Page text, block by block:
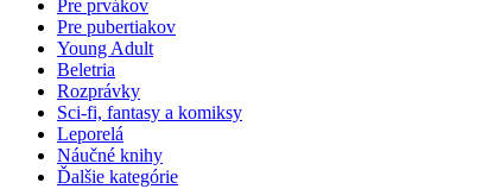
Pre prvákov
Pre pubertiakov
Young Adult
Beletria
Rozprávky
Sci-fi, fantasy a komiksy
Leporelá
Náučné knihy
Ďalšie kategórie